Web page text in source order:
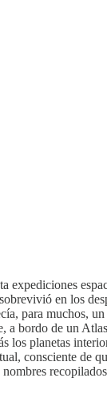
expediciones
sobrevivió en los
para muchos,
bordo de un
los planetas
consciente de